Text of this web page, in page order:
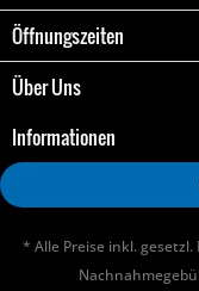
Öffnungszeiten
Über Uns
Informationen
* Alle Preise inkl.